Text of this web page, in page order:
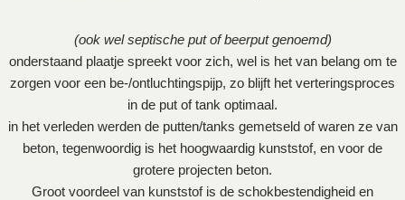
(ook wel septische put of beerput genoemd)
onderstaand plaatje spreekt voor zich, wel is het van belang om te
zorgen voor een be-/ontluchtingspijp, zo blijft het verteringsproces
in de put of tank optimaal.
in het verleden werden de putten/tanks gemetseld of waren ze van
beton, tegenwoordig is het hoogwaardig kunststof, en voor de
grotere projecten beton.
Groot voordeel van kunststof is de schokbestendigheid en